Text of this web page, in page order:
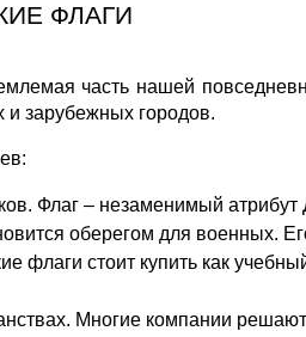
ФЛАГИ
часть нашей
и зарубежных городов.
Флаг – незаменимый
оберегом для военных.
флаги стоит купить как
Многие компании решают